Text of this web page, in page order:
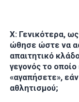
Χ: Γενικότερα,
ώθησε ώστε να
απαιτητικό
γεγονός το
«αγαπήσετε»,
αθλητισμού;